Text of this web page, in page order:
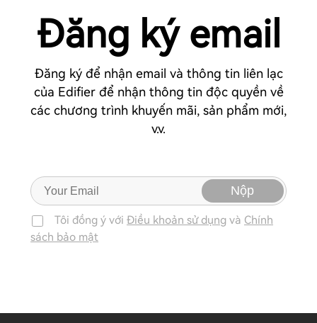
Đăng ký email
Đăng ký để nhận email và thông tin liên lạc
của Edifier để nhận thông tin độc quyền về
các chương trình khuyến mãi, sản phẩm mới,
v.v.
Nộp
Tôi đồng ý với Điều khoản sử dụng và Chính
sách bảo mật